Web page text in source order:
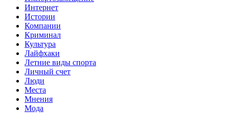
Интернет
Истории
Компании
Криминал
Культура
Лайфхаки
Летние виды спорта
Личный счет
Люди
Места
Мнения
Мода